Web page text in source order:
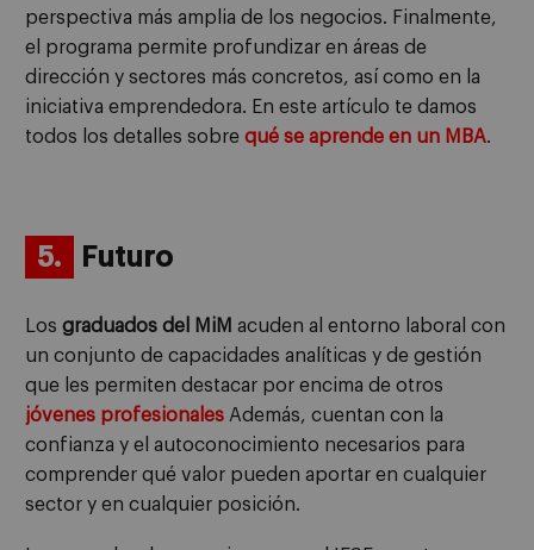
perspectiva más amplia de los negocios. Finalmente,
el programa permite profundizar en áreas de
dirección y sectores más concretos, así como en la
iniciativa emprendedora. En este artículo te damos
todos los detalles sobre qué se aprende en un MBA.
5. Futuro
Los graduados del MiM acuden al entorno laboral con
un conjunto de capacidades analíticas y de gestión
que les permiten destacar por encima de otros
jóvenes profesionales Además, cuentan con la
confianza y el autoconocimiento necesarios para
comprender qué valor pueden aportar en cualquier
sector y en cualquier posición.